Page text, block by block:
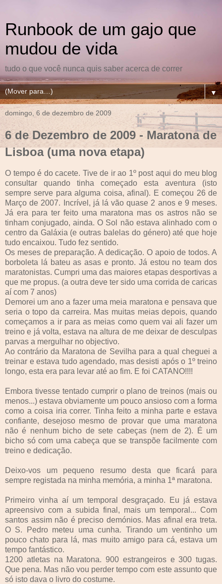
Runbook de um gajo que
mudou de vida
tudo o que você nunca quis saber acerca de correr
▼
domingo, 6 de dezembro de 2009
6 de Dezembro de 2009 - Maratona de
Lisboa (uma nova etapa)
O tempo é do cacete. Tive de ir ao 1º post aqui do meu blog
consultar quando tinha começado esta aventura (isto
sempre serve para alguma coisa, afinal). E começou 26 de
Março de 2007. Incrível, já lá vão quase 2 anos e 9 meses.
Já era para ter feito uma maratona mas os astros não se
tinham conjugado, ainda. O Sol não estava alinhado com o
centro da Galáxia (e outras balelas do género) até que hoje
tudo encaixou. Tudo fez sentido.
Os meses de preparação. A dedicação. O apoio de todos. A
borboleta lá bateu as asas e pronto. Já estou no team dos
maratonistas. Cumpri uma das maiores etapas desportivas a
que me propus. (a outra deve ter sido uma corrida de caricas
aí com 7 anos)
Demorei um ano a fazer uma meia maratona e pensava que
seria o topo da carreira. Mas muitas meias depois, quando
começamos a ir para as meias como quem vai ali fazer um
treino e já volta, estava na altura de me deixar de desculpas
parvas a mergulhar no objectivo.
Ao contrário da Maratona de Sevilha para a qual cheguei a
treinar e estava tudo agendado, mas desisti após o 1º treino
longo, esta era para levar até ao fim. E foi CATANO!!!!
Embora tivesse tentado cumprir o plano de treinos (mais ou
menos...) estava obviamente um pouco ansioso com a forma
como a coisa iria correr. Tinha feito a minha parte e estava
confiante, desejoso mesmo de provar que uma maratona
não é nenhum bicho de sete cabeças (nem de 2). É um
bicho só com uma cabeça que se transpõe facilmente com
treino e dedicação.
Deixo-vos um pequeno resumo desta que ficará para
sempre registada na minha memória, a minha 1ª maratona.
Primeiro vinha aí um temporal desgraçado. Eu já estava
apreensivo com a subida final, mais um temporal... Com
santos assim não é preciso demónios. Mas afinal era treta.
O S. Pedro meteu uma cunha. Tirando um ventinho um
pouco chato para lá, mas muito amigo para cá, estava um
tempo fantástico.
1200 atletas na Maratona. 900 estrangeiros e 300 tugas.
Que pena. Mas não vou perder tempo com este assunto que
só isto dava o livro do costume.